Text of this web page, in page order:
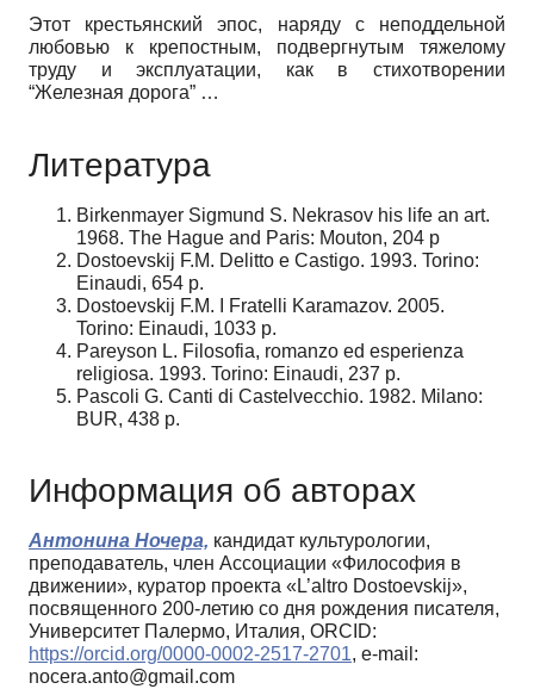
Этот крестьянский эпос, наряду с неподдельной
любовью к крепостным, подвергнутым тяжелому
труду и эксплуатации, как в стихотворении
“Железная дорога” …
Литература
Birkenmayer Sigmund S. Nekrasov his life an art.
1968. The Hague and Paris: Mouton, 204 p
Dostoevskij F.M. Delitto e Castigo. 1993. Torino:
Einaudi, 654 p.
Dostoevskij F.M. I Fratelli Karamazov. 2005.
Torino: Einaudi, 1033 p.
Pareyson L. Filosofia, romanzo ed esperienza
religiosa. 1993. Torino: Einaudi, 237 p.
Pascoli G. Canti di Castelvecchio. 1982. Milano:
BUR, 438 p.
Информация об авторах
Антонина Ночера, кандидат культурологии,
преподаватель, член Ассоциации «Философия в
движении», куратор проекта «L’altro Dostoevskij»,
посвященного 200-летию со дня рождения писателя,
Университет Палермо, Италия, ORCID:
https://orcid.org/0000-0002-2517-2701, e-mail:
nocera.anto@gmail.com